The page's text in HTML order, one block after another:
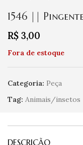
1546 ||
R$ 3,00
Fora de estoque
Categoria: Peça
Tag: Animais/insetos
DESCRIÇÃO